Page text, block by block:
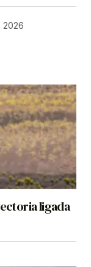
2026
ligada